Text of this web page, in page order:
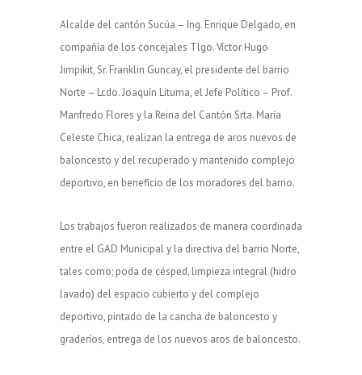
Alcalde del cantón Sucúa – Ing. Enrique Delgado, en
compañía de los concejales Tlgo. Víctor Hugo
Jimpikit, Sr. Franklin Guncay, el presidente del barrio
Norte – Lcdo. Joaquín Lituma, el Jefe Político – Prof.
Manfredo Flores y la Reina del Cantón Srta. María
Celeste Chica, realizan la entrega de aros nuevos de
baloncesto y del recuperado y mantenido complejo
deportivo, en beneficio de los moradores del barrio.
Los trabajos fueron realizados de manera coordinada
entre el GAD Municipal y la directiva del barrio Norte,
tales como; poda de césped, limpieza integral (hidro
lavado) del espacio cubierto y del complejo
deportivo, pintado de la cancha de baloncesto y
graderíos, entrega de los nuevos aros de baloncesto.